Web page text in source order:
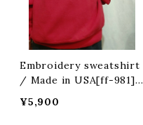
Embroidery sweatshirt
/ Made in USA[ff-981]ア
¥5,900